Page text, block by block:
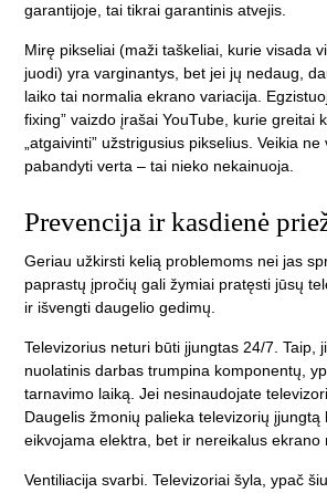
garantijoje, tai tikrai garantinis atvejis.
Mirę pikseliai (maži taškeliai, kurie visada
juodi) yra varginantys, bet jei jų nedaug,
laiko tai normalia ekrano variacija.
fixing” vaizdo įrašai YouTube, kurie greitai
„atgaivinti” užstrigusius pikselius. Veikia
pabandyti verta – tai nieko nekainuoja.
Prevencija ir kasdienė
Geriau užkirsti kelią problemoms nei jas
paprastų įpročių gali žymiai pratęsti jūsų
ir išvengti daugelio gedimų.
Televizorius neturi būti įjungtas 24/7. Taip,
nuolatinis darbas trumpina komponentų,
tarnavimo laiką. Jei nesinaudojate
Daugelis žmonių palieka televizorių
eikvojama elektra, bet ir nereikalus ekrano
Ventiliacija svarbi. Televizoriai šyla, ypač